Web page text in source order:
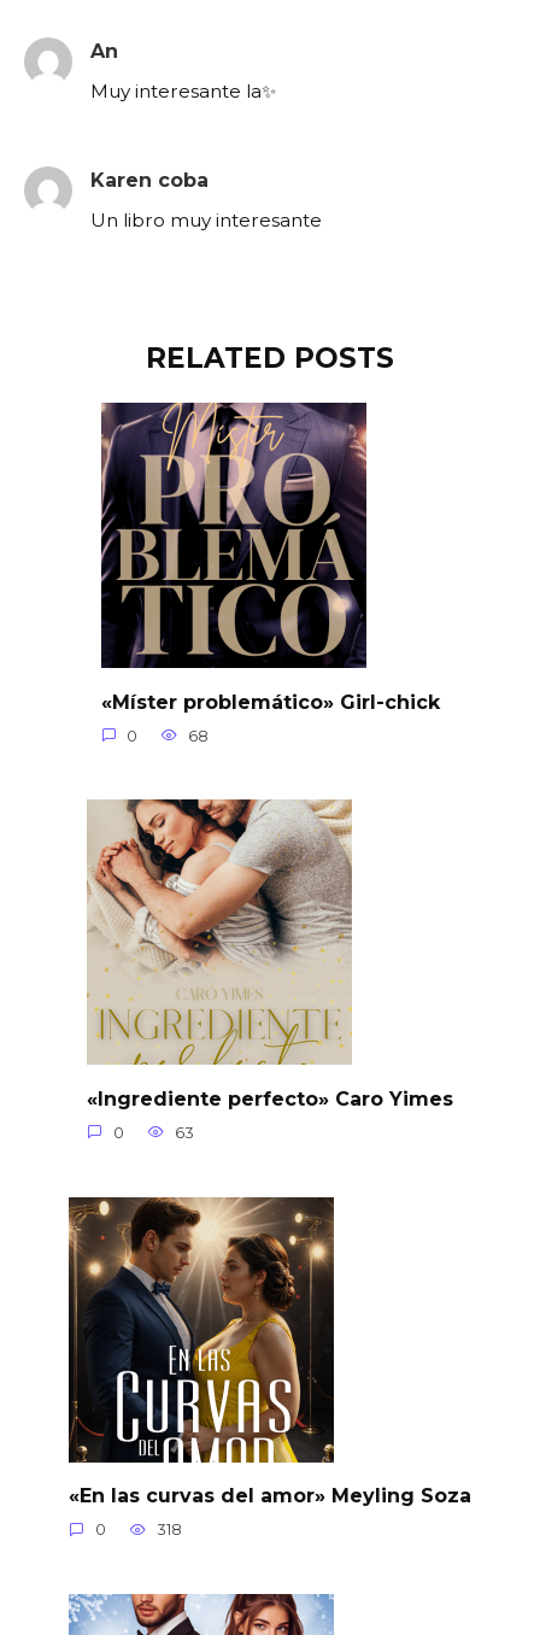
An
Muy interesante la✨
Karen coba
Un libro muy interesante
RELATED POSTS
«Míster problemático» Girl-chick
0 68
«Ingrediente perfecto» Caro Yimes
0 63
«En las curvas del amor» Meyling Soza
0 318